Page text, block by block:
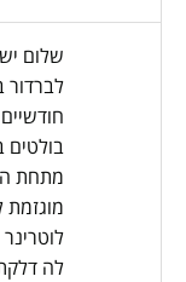
שלום
מתחת
מוגזמת
לה